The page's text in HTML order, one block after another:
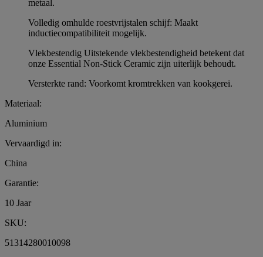
metaal.
Volledig omhulde roestvrijstalen schijf: Maakt
inductiecompatibiliteit mogelijk.
Vlekbestendig Uitstekende vlekbestendigheid betekent dat
onze Essential Non-Stick Ceramic zijn uiterlijk behoudt.
Versterkte rand: Voorkomt kromtrekken van kookgerei.
Materiaal:
Aluminium
Vervaardigd in:
China
Garantie:
10 Jaar
SKU:
51314280010098